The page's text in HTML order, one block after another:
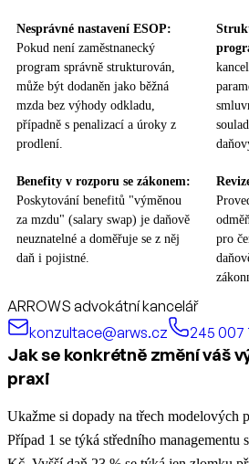
Nesprávné nastavení ESOP:
Pokud není zaměstnanecký
program správně strukturován,
může být dodaněn jako běžná
mzda bez výhody odkladu,
případně s penalizací a úroky z
prodlení.
Benefity v rozporu se zákonem:
Poskytování benefitů "výměnou
za mzdu" (salary swap) je daňově
neuznatelné a doměřuje se z něj
daň i pojistné.
pro
ARROWS advokátní kancelář
konzultace@arws.cz
245 007
Jak se konkrétně změní váš
praxi
Ukažme si dopady na třech modelových
Případ 1 se týká středního managementu